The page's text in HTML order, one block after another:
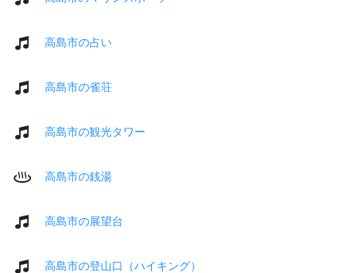
高島市の占い
高島市の雀荘
高島市の観光タワー
高島市の銭湯
高島市の展望台
高島市の登山口（ハイキング）